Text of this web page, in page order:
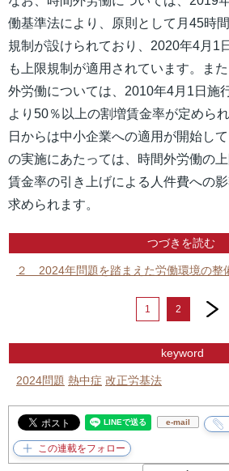
働基準法により、原則として月45時
規制が設けられており、2020年4月1
も上限規制が適用されています。ま
外労働については、2010年4月1日施
より50％以上の割増賃金率が定めら
日からは中小企業への適用が開始し
の実施にあたっては、時間外労働の
賃金率の引き上げによる人件費への
求められます。
つづきを読む
２ 2024年問題を踏まえた労働環境の整
1 2
next
keyword
2024問題 熱中症 改正労基法
e-mail